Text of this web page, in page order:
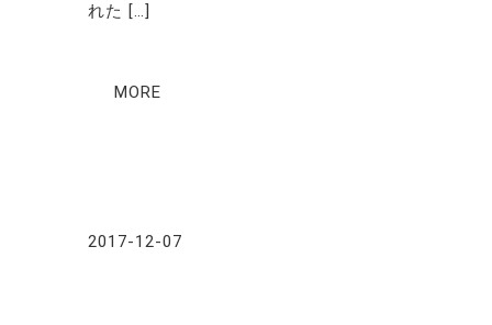
れた […]
MORE
2017-12-07